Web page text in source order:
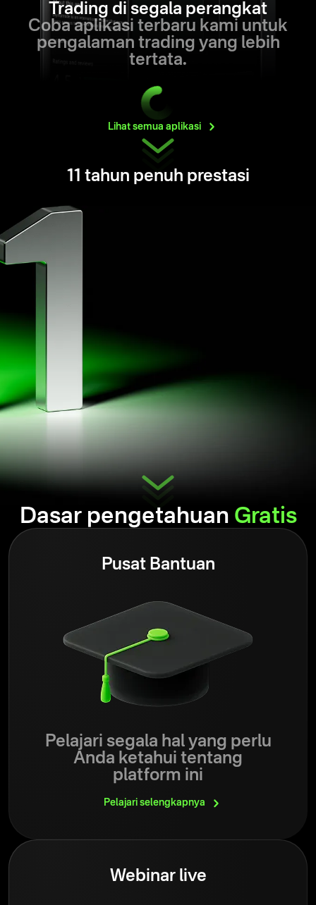
Trading di segala perangkat
Coba aplikasi terbaru kami untuk
pengalaman trading yang lebih
tertata.
Lihat semua aplikasi
11 tahun penuh prestasi
Dasar pengetahuan Gratis
Pusat Bantuan
Pelajari segala hal yang perlu
Anda ketahui tentang
platform ini
Pelajari selengkapnya
Webinar live